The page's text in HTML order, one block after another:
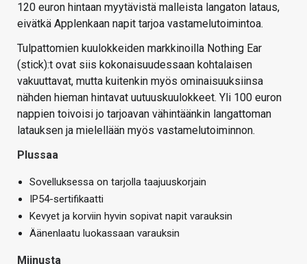
120 euron hintaan myytävistä malleista langaton lataus,
eivätkä Applenkaan napit tarjoa vastamelutoimintoa.
Tulpattomien kuulokkeiden markkinoilla Nothing Ear
(stick):t ovat siis kokonaisuudessaan kohtalaisen
vakuuttavat, mutta kuitenkin myös ominaisuuksiinsa
nähden hieman hintavat uutuuskuulokkeet. Yli 100 euron
nappien toivoisi jo tarjoavan vähintäänkin langattoman
latauksen ja mielellään myös vastamelutoiminnon.
Plussaa
Sovelluksessa on tarjolla taajuuskorjain
IP54-sertifikaatti
Kevyet ja korviin hyvin sopivat napit varauksin
Äänenlaatu luokassaan varauksin
Miinusta